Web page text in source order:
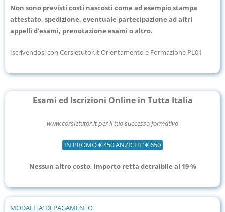
Non sono previsti costi nascosti come ad esempio stampa
attestato, spedizione, eventuale partecipazione ad altri
appelli d’esami, prenotazione esami o altro.
Iscrivendosi con Corsietutor.it Orientamento e Formazione PL01
Esami ed Iscrizioni Online in Tutta Italia
www.corsietutor.it per il tuo successo formativo
IN PROMO € 450 ANZICHE’ € 650
Nessun altro costo, importo retta detraibile al 19 %
MODALITA’ DI PAGAMENTO